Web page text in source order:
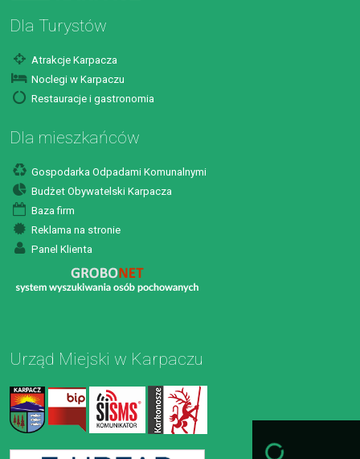
Dla Turystów
Atrakcje Karpacza
Noclegi w Karpaczu
Restauracje i gastronomia
Dla mieszkańców
Gospodarka Odpadami Komunalnymi
Budżet Obywatelski Karpacza
Baza firm
Reklama na stronie
Panel Klienta
Urząd Miejski w Karpaczu